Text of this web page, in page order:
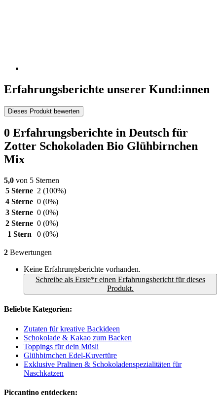
Erfahrungsberichte unserer Kund:innen
Dieses Produkt bewerten
0 Erfahrungsberichte in Deutsch für
Zotter Schokoladen Bio Glühbirnchen
Mix
5,0 von 5 Sternen
5 Sterne 2 (100%)
4 Sterne 0 (0%)
3 Sterne 0 (0%)
2 Sterne 0 (0%)
1 Stern
0 (0%)
2 Bewertungen
Keine Erfahrungsberichte vorhanden.
Schreibe als Erste*r einen Erfahrungsbericht für dieses
Produkt.
Beliebte Kategorien:
Zutaten für kreative Backideen
Schokolade & Kakao zum Backen
Toppings für dein Müsli
Glühbirnchen Edel-Kuvertüre
Exklusive Pralinen & Schokoladenspezialitäten für
Naschkatzen
Piccantino entdecken: